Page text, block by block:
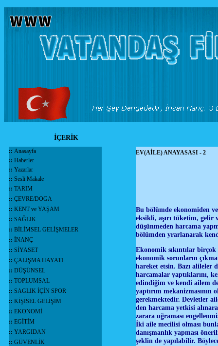
İÇERİK
:: Anasayfa
:: Haberler
:: Yazarlar
:: Sesli Makale
:: TARIM
:: ÇEVRE/DOGA
:: KENT ve YAŞAM
:: SAĞLIK
:: BİLİMSEL GELİŞMELER
:: İNANÇ
:: SİYASET
:: ÇALIŞMA HAYATI
:: DÜŞÜNSEL
:: TOPLUMSAL
:: SAGLIK İÇİN SPOR
:: KİŞİSEL GELİŞİM
:: EKONOMİ
:: EGİTİM
:: YARGIDAN
:: GÜVENLİK
EV(AİLE) ANAYASASI - 2
Bu bölümde ekonomiden
eksikli, aşırı tüketim, gelir
düşünmeden harcama
bölümden yrarlanarak
Ekonomik sıkıntılar
ekonomik sorunların
hareket etsin. Bazı alileler
harcamalar yaptıklarını,
edindiğim ve kendi ailem
yaptırım
gerekmektedir. Devletler
den harcama yetkisi
zarara uğraması
İki aile mecilisi olması
danışmanlık yapması
şeklin de yapılabilir.